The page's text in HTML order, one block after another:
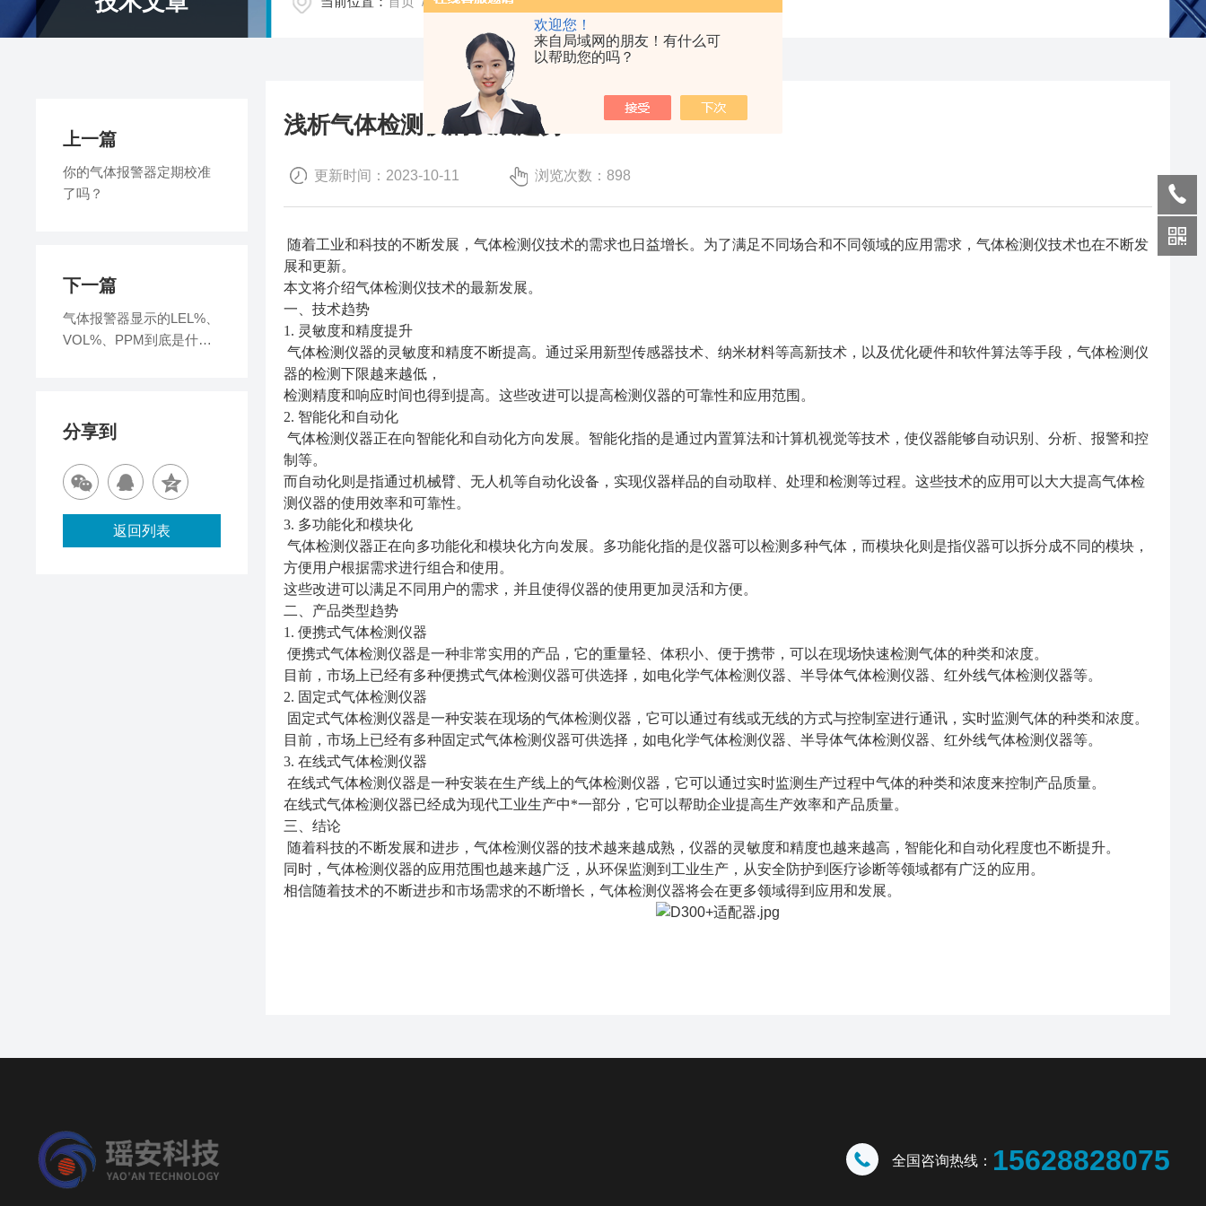
欢迎您！
来自局域网的朋友！有什么可
以帮助您的吗？
浅析气体检测仪的发展趋势
更新时间：2023-10-11 浏览次数：898
随着工业和科技的不断发展，气体检测仪技术的需求也日益增长。为了满足不同场合和不同领域的应用需求，气体检测仪技术也在不断发
展和更新。
本文将介绍气体检测仪技术的最新发展。
一、技术趋势
1. 灵敏度和精度提升
气体检测仪器的灵敏度和精度不断提高。通过采用新型传感器技术、纳米材料等高新技术，以及优化硬件和软件算法等手段，气体检测仪
器的检测下限越来越低，
检测精度和响应时间也得到提高。这些改进可以提高检测仪器的可靠性和应用范围。
2. 智能化和自动化
气体检测仪器正在向智能化和自动化方向发展。智能化指的是通过内置算法和计算机视觉等技术，使仪器能够自动识别、分析、报警和控
制等。
而自动化则是指通过机械臂、无人机等自动化设备，实现仪器样品的自动取样、处理和检测等过程。这些技术的应用可以大大提高气体检
测仪器的使用效率和可靠性。
3. 多功能化和模块化
气体检测仪器正在向多功能化和模块化方向发展。多功能化指的是仪器可以检测多种气体，而模块化则是指仪器可以拆分成不同的模块，
方便用户根据需求进行组合和使用。
这些改进可以满足不同用户的需求，并且使得仪器的使用更加灵活和方便。
二、产品类型趋势
1. 便携式气体检测仪器
便携式气体检测仪器是一种非常实用的产品，它的重量轻、体积小、便于携带，可以在现场快速检测气体的种类和浓度。
目前，市场上已经有多种便携式气体检测仪器可供选择，如电化学气体检测仪器、半导体气体检测仪器、红外线气体检测仪器等。
2. 固定式气体检测仪器
固定式气体检测仪器是一种安装在现场的气体检测仪器，它可以通过有线或无线的方式与控制室进行通讯，实时监测气体的种类和浓度。
目前，市场上已经有多种固定式气体检测仪器可供选择，如电化学气体检测仪器、半导体气体检测仪器、红外线气体检测仪器等。
3. 在线式气体检测仪器
在线式气体检测仪器是一种安装在生产线上的气体检测仪器，它可以通过实时监测生产过程中气体的种类和浓度来控制产品质量。
在线式气体检测仪器已经成为现代工业生产中*一部分，它可以帮助企业提高生产效率和产品质量。
三、结论
随着科技的不断发展和进步，气体检测仪器的技术越来越成熟，仪器的灵敏度和精度也越来越高，智能化和自动化程度也不断提升。
同时，气体检测仪器的应用范围也越来越广泛，从环保监测到工业生产，从安全防护到医疗诊断等领域都有广泛的应用。
相信随着技术的不断进步和市场需求的不断增长，气体检测仪器将会在更多领域得到应用和发展。
上一篇
你的气体报警器定期校准
了吗？
下一篇
气体报警器显示的LEL%、
VOL%、PPM到底是什么
分享到
返回列表
全国咨询热线： 15628828075